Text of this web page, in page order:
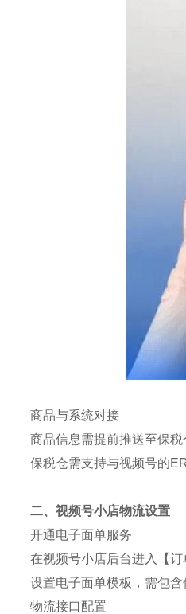
商品与系统对接
商品信息需提前推送至保
保税仓需支持与视频号的
二、视频号小店物流设置
开通电子面单服务
在视频号小店后台进入【
设置电子面单模板，需包
物流接口配置